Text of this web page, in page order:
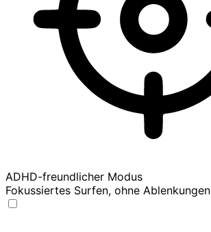
ADHD-freundlicher Modus
Fokussiertes Surfen, ohne Ablenkungen